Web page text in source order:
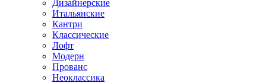
Дизайнерские
Итальянские
Кантри
Классические
Лофт
Модерн
Прованс
Неоклассика